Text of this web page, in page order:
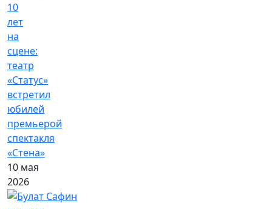
10
лет
на
сцене:
театр
«Статус»
встретил
юбилей
премьерой
спектакля
«Стена»
10 мая
2026